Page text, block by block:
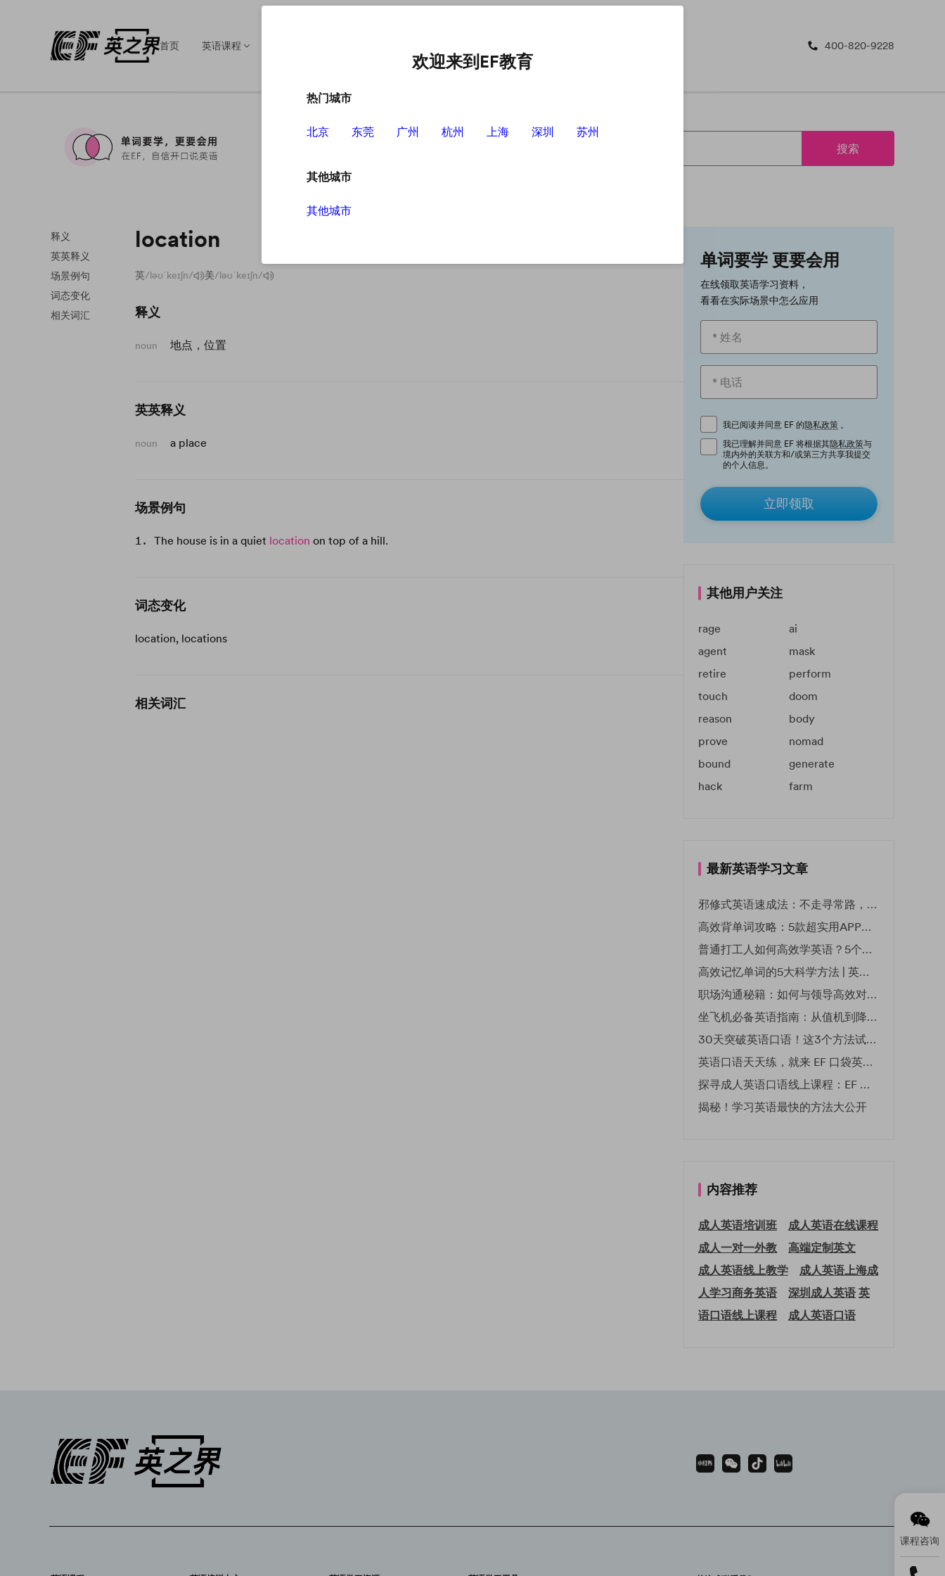
首页 英语课程 400-820-9228
搜索
释义
英英释义
场景例句
词态变化
相关词汇
location
英/ləʊˈkeɪʃn/ 美/ləʊˈkeɪʃn/
释义
noun 地点，位置
英英释义
noun a place
场景例句
The house is in a quiet location on top of a hill.
词态变化
location, locations
相关词汇
单词要学 更要会用
在线领取英语学习资料，
看看在实际场景中怎么应用
我已阅读并同意 EF 的隐私政策 。
我已理解并同意 EF 将根据其隐私政策与
境内外的关联方和/或第三方共享我提交
的个人信息。
立即领取
其他用户关注
rage
ai
agent
mask
retire
perform
touch
doom
reason
body
prove
nomad
bound
generate
hack
farm
最新英语学习文章
邪修式英语速成法：不走寻常路，英语战力狂飙！
高效背单词攻略：5款超实用APP推荐 | EF英孚教育
普通打工人如何高效学英语？5个实用技巧助你突破职场瓶颈
高效记忆单词的5大科学方法 | 英语学习必备技巧
职场沟通秘籍：如何与领导高效对话 | EF英孚职场指南
坐飞机必备英语指南：从值机到降落的全流程表达
30天突破英语口语！这3个方法试过的人都说有效
英语口语天天练，就来 EF 口袋英语微信小程序
探寻成人英语口语线上课程：EF 英孚教育凭什么领航
揭秘！学习英语最快的方法大公开
内容推荐
成人英语培训班
成人英语在线课程
成人一对一外教
高端定制英文
成人英语线上教学
成人英语上海成
人学习商务英语
深圳成人英语英
语口语线上课程
成人英语口语
课程咨询
欢迎来到EF教育
热门城市
北京 东莞 广州 杭州 上海 深圳 苏州
其他城市
其他城市